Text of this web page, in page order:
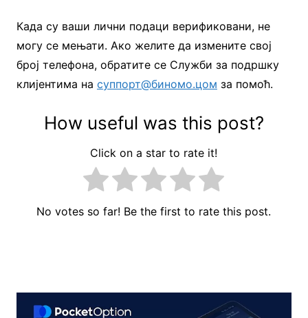
Када су ваши лични подаци верификовани, не
могу се мењати. Ако желите да измените свој
број телефона, обратите се Служби за подршку
клијентима на суппорт@биномо.цом за помоћ.
How useful was this post?
Click on a star to rate it!
No votes so far! Be the first to rate this post.